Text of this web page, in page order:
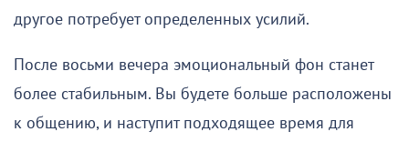
другое потребует определенных усилий.
После восьми вечера эмоциональный фон станет
более стабильным. Вы будете больше расположены
к общению, и наступит подходящее время для